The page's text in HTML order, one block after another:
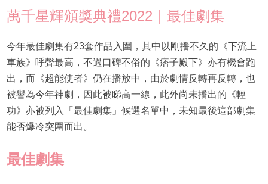
萬千星輝頒獎典禮2022｜最佳劇集
今年最佳劇集有23套作品入圍，其中以剛播不久的《下流上
車族》呼聲最高，不過口碑不俗的《痞子殿下》亦有機會跑
出，而《超能使者》仍在播放中，由於劇情反轉再反轉，也
被譽為今年神劇，因此被睇高一線，此外尚未播出的《輕
功》亦被列入「最佳劇集」候選名單中，未知最後這部劇集
能否爆冷突圍而出。
最佳劇集